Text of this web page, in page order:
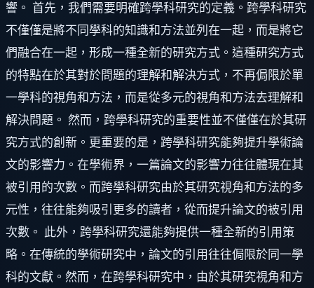
響。 首先，我們需要明確跨學科研究的定義。跨學科研究
不僅僅是將不同學科的知識和方法並列在一起，而是將它
們融合在一起，形成一種全新的研究方式。這種研究方式
的特點在於其對於問題的理解和解決方式，不再侷限於單
一學科的視角和方法，而是從多元的視角和方法去理解和
解決問題。 然而，跨學科研究的重要性並不僅僅在於其研
究方式的創新。更重要的是，跨學科研究能夠提升學術論
文的影響力。在學術界，一篇論文的影響力往往體現在其
被引用的次數。而跨學科研究由於其研究視角和方法的多
元性，往往能夠吸引更多的讀者，從而提升論文的被引用
次數。 此外，跨學科研究還能夠提供一種全新的引用策
略。在傳統的學術研究中，論文的引用往往侷限於同一學
科的文獻。然而，在跨學科研究中，由於其研究視角和方